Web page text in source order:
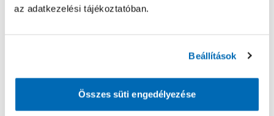
az adatkezelési tájékoztatóban.
Beállítások
Összes süti engedélyezése